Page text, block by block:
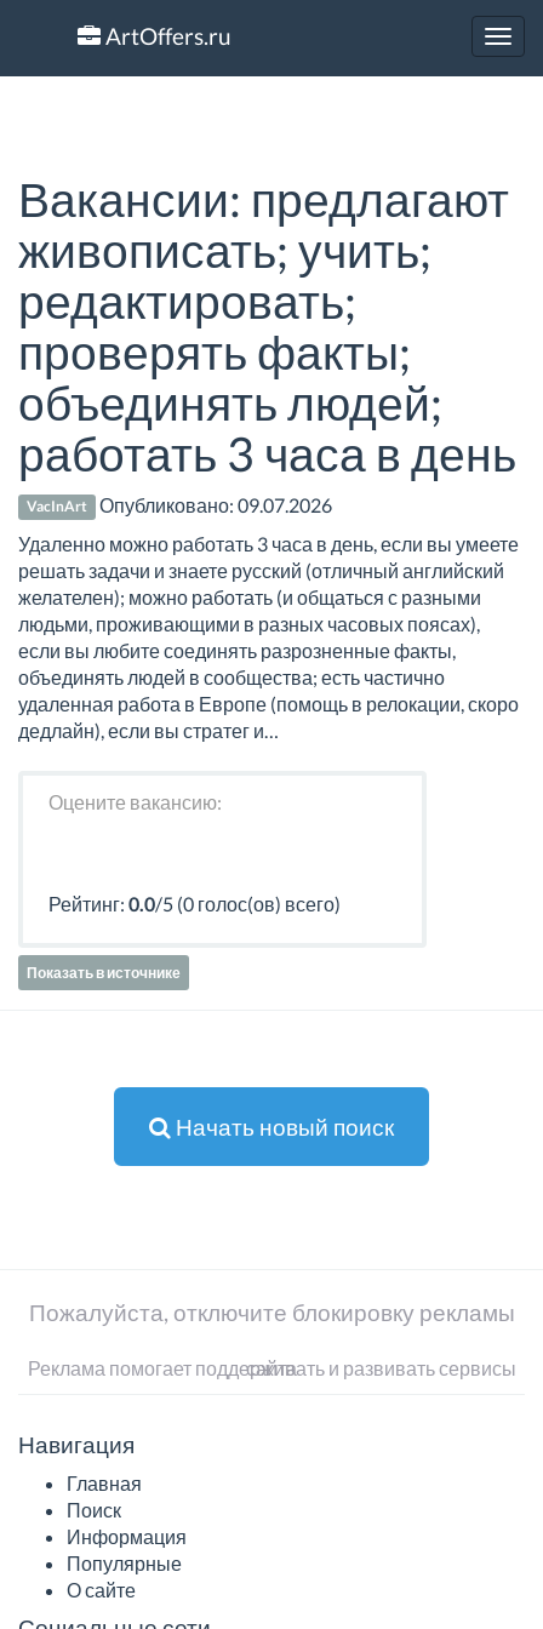
ArtOffers.ru
Вакансии: предлагают
живописать; учить;
редактировать;
проверять факты;
объединять людей;
работать 3 часа в день
VacInArt Опубликовано:09.07.2026
Удаленно можно работать 3 часа в день, если вы умеете
решать задачи и знаете русский (отличный английский
желателен); можно работать (и общаться с разными
людьми, проживающими в разных часовых поясах),
если вы любите соединять разрозненные факты,
объединять людей в сообщества; есть частично
удаленная работа в Европе (помощь в релокации, скоро
дедлайн), если вы стратег и…
Оцените вакансию:
Рейтинг: 0.0/5 (0 голос(ов) всего)
Показать в источнике
Начать новый поиск
Пожалуйста, отключите блокировку рекламы
Реклама помогает поддерживать и развивать сервисы сайта
Навигация
Главная
Поиск
Информация
Популярные
О сайте